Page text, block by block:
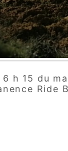
h 15 du
Ride